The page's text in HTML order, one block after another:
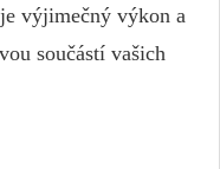
výjimečný výkon a
součástí vašich